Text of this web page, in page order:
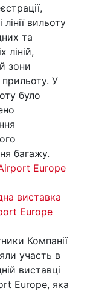
лінії вильоту
та
ліній,
зони
прильоту. У
було
багажу.
виставка
Europe
Компанії
участь в
виставці
Europe, яка